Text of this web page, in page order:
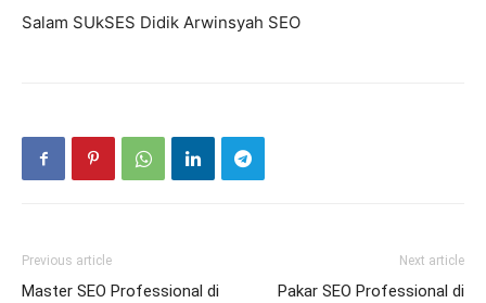
Salam SUkSES Didik Arwinsyah SEO
Previous article
Master SEO Professional di
Next article
Pakar SEO Professional di